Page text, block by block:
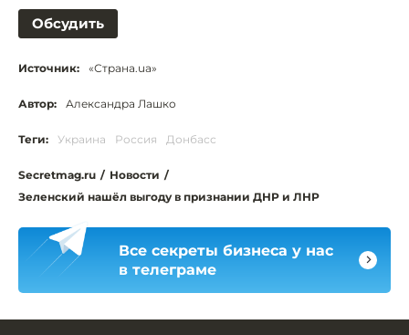
Обсудить
Источник: «Страна.ua»
Автор: Александра Лашко
Теги: Украина Россия Донбасс
Secretmag.ru / Новости /
Зеленский нашёл выгоду в признании ДНР и ЛНР
Все секреты бизнеса у нас
в телеграме